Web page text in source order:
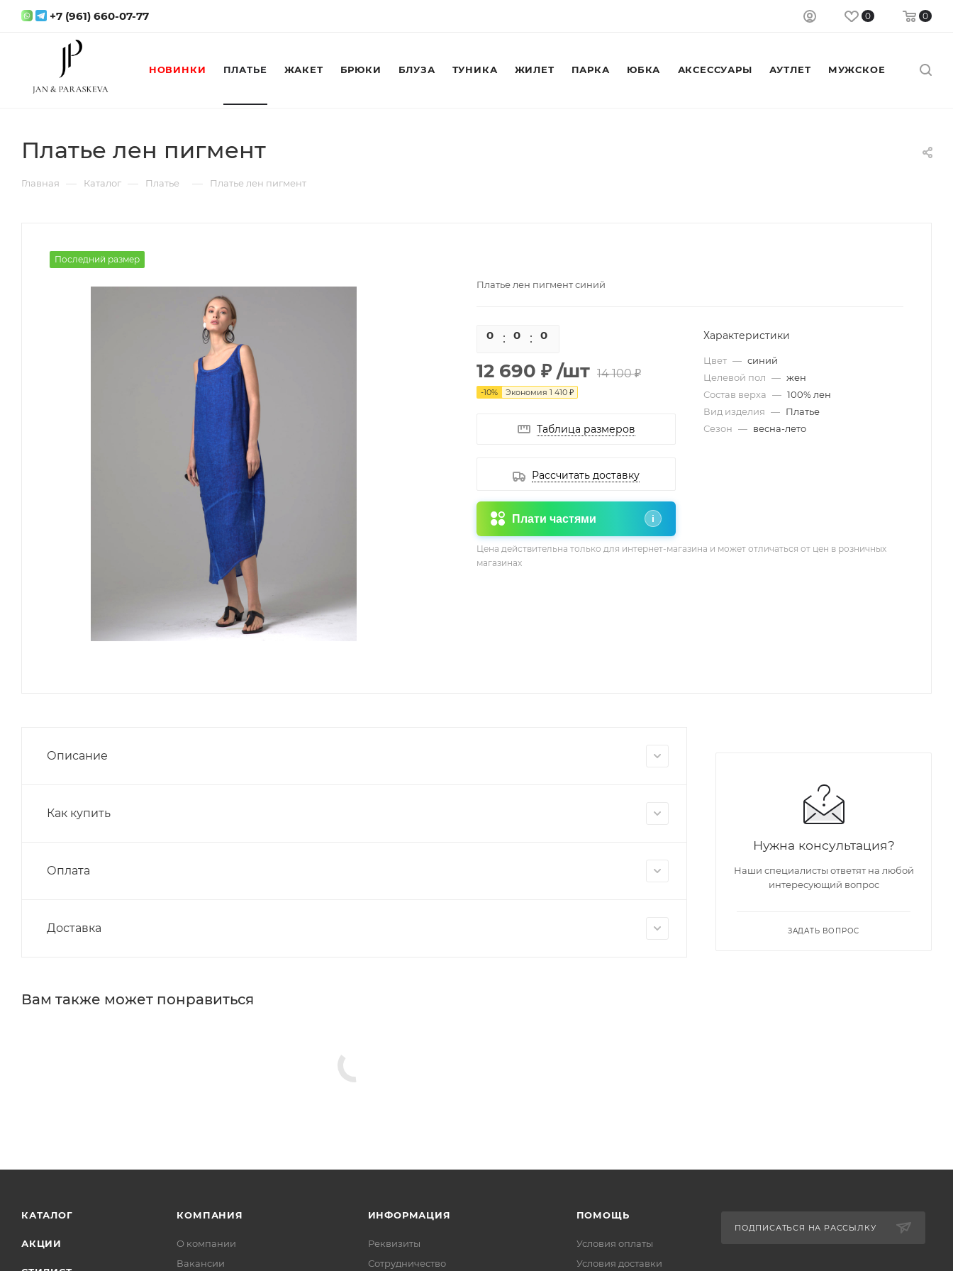
+7 (961) 660-07-77 0 0
НОВИНКИ ПЛАТЬЕ ЖАКЕТ БРЮКИ БЛУЗА ТУНИКА ЖИЛЕТ ПАРКА ЮБКА АКСЕССУАРЫ АУТЛЕТ МУЖСКОЕ
Платье лен пигмент
Главная — Каталог — Платье — Платье лен пигмент
Последний размер
Платье лен пигмент синий
0 0 0
12 690 ₽ /шт 14 100 ₽
-10% Экономия 1 410 ₽
Таблица размеров
Рассчитать доставку
Плати частями i
Характеристики
Цвет — синий
Целевой пол — жен
Состав верха — 100% лен
Вид изделия — Платье
Сезон — весна-лето
Цена действительна только для интернет-магазина и может отличаться от цен в розничных
магазинах
Описание
Как купить
Оплата
Доставка
Вам также может понравиться
Нужна консультация?
Наши специалисты ответят на любой
интересующий вопрос
ЗАДАТЬ ВОПРОС
КАТАЛОГ
АКЦИИ
КОМПАНИЯ
О компании
Вакансии
ИНФОРМАЦИЯ
Реквизиты
Сотрудничество
ПОМОЩЬ
Условия оплаты
Условия доставки
ПОДПИСАТЬСЯ НА РАССЫЛКУ